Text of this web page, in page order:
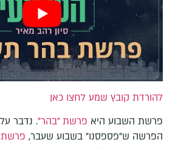
להורדת קובץ שמע לחצו כאן
פרשת השבוע היא פרשת "בהר". נדבר
הפרשה ש"פספסנו" בשבוע שעבר, פרשת